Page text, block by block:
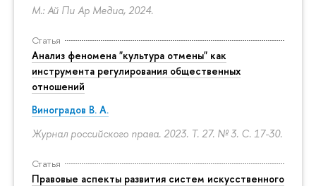
М.: Ай Пи Ар Медиа, 2024.
Статья
Анализ феномена "культура отмены" как
инструмента регулирования общественных
отношений
Виноградов В. А.
Журнал российского права. 2023. Т. 27. № 3. С. 17-30.
Статья
Правовые аспекты развития систем искусственного